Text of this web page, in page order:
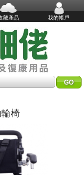
藏產品 我的帳戶
椅